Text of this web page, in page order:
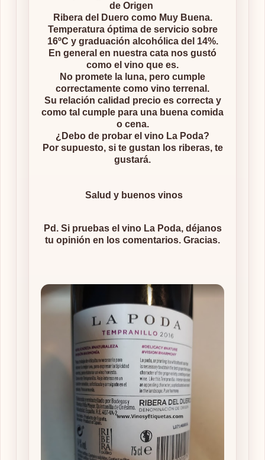
de Origen
Ribera del Duero como Muy Buena.
Temperatura óptima de servicio sobre
16ºC y graduación alcohólica del 14%.
En general en nuestra cata nos gustó
como el vino que es.
No promete la luna, pero cumple
correctamente como vino terrenal.
Su relación calidad precio es correcta y
como tal cumple para una buena comida
o cena.
¿Debo de probar el vino La Poda?
Por supuesto, si te gustan los riberas, te
gustará.
Salud y buenos vinos
Pd. Si pruebas el vino La Poda, déjanos
tu opinión en los comentarios. Gracias.